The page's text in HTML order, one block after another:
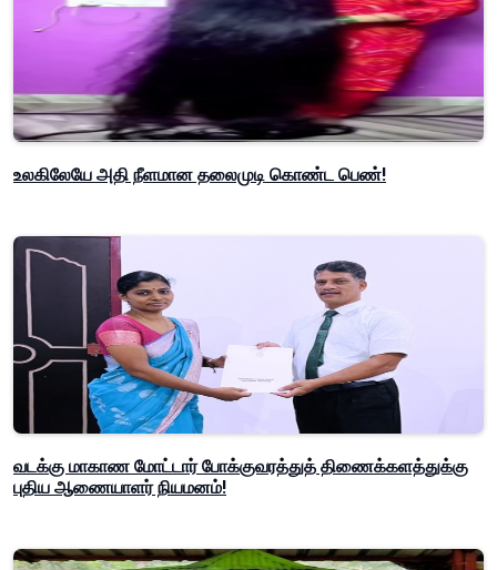
உலகிலேயே அதி நீளமான தலைமுடி கொண்ட பெண்!
வடக்கு மாகாண மோட்டார் போக்குவரத்துத் திணைக்களத்துக்கு
புதிய ஆணையாளர் நியமனம்!